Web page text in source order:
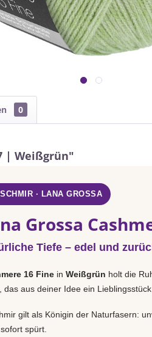
0
| Weißgrün"
· LANA GROSSA
Grossa
Tiefe – edel und
16 Fine in Weißgrün holt die
das aus deiner Idee ein Lieblingsstück
gilt als Königin der Naturfasern:
spürt.